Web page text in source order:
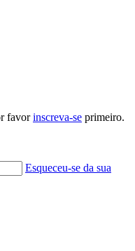
favorinscreva-se primeiro.
Esqueceu-se da sua